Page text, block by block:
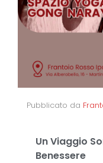
Pubblicato da
Un Viaggio
Benessere